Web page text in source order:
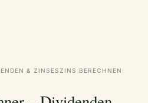
& ZINSESZINS BERECHNEN